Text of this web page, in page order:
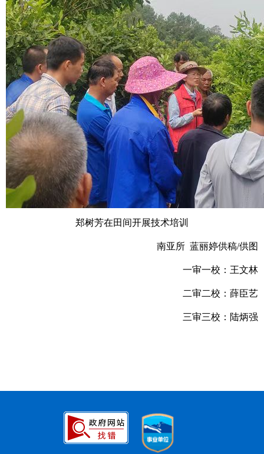
郑树芳在田间开展技术培训
南亚所 蓝丽婷供稿/供图
一审一校：王文林
二审二校：薛臣艺
三审三校：陆炳强